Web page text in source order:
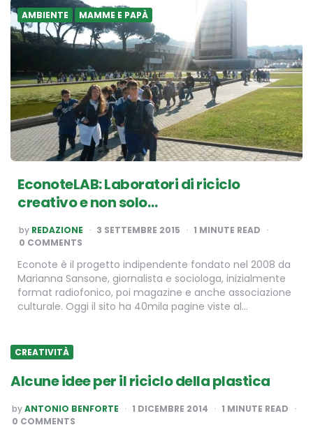
AMBIENTE MAMME E PAPÀ
EconoteLAB: Laboratori di riciclo
creativo e non solo…
POSTED
BY
by REDAZIONE 3 SETTEMBRE 2015 1 MINUTE READ
0 COMMENTS
Econote è il progetto indipendente fondato nel 2008 da
Marianna Sansone, giornalista e sociologa, inizialmente
format radiofonico, poi magazine e anche associazione
culturale. Oggi il sito ha 40mila pagine viste al…
CREATIVITÀ
Alcune idee per il riciclo della plastica
POSTED
BY
byANTONIO BENFORTE 1 DICEMBRE 2014 1 MINUTE READ
0 COMMENTS